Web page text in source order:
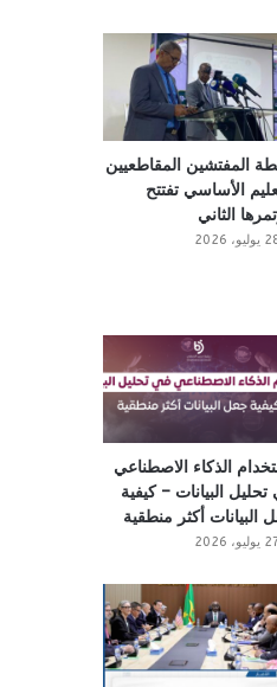
المفتشين المقاطعيين
الأساسي تفتتح
الثاني
2026
الذكاء الاصطناعي
البيانات – كيفية
البيانات أكثر منطقية
2026